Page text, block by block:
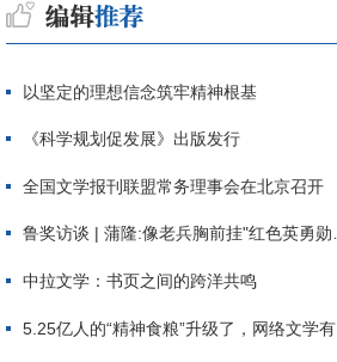
以坚定的理想信念筑牢精神根基
《科学规划促发展》出版发行
全国文学报刊联盟常务理事会在北京召开
鲁奖访谈 | 蒲隆:像老兵胸前挂"红色英勇勋章"
中拉文学：书页之间的跨洋共鸣
5.25亿人的“精神食粮”升级了，网络文学有了哪些新变化？